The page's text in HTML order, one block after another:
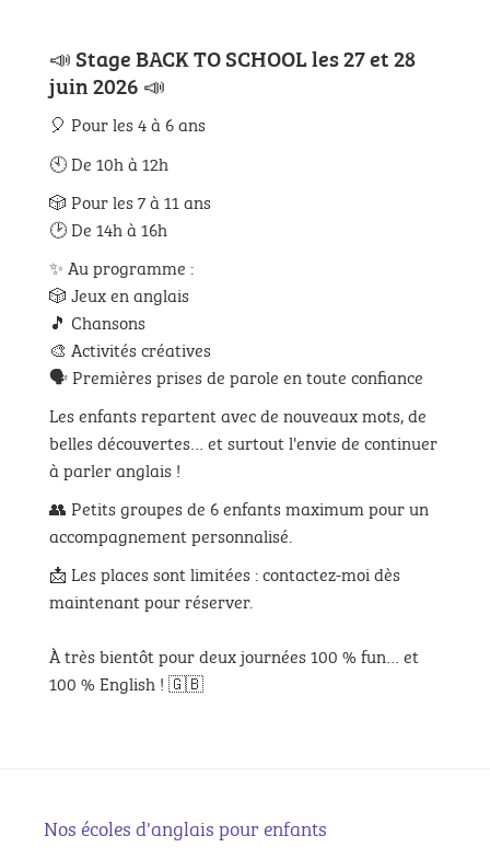
📣 Stage BACK TO SCHOOL les 27 et 28
juin 2026 📣
🎈 Pour les 4 à 6 ans
🕙 De 10h à 12h
🎲 Pour les 7 à 11 ans
🕑 De 14h à 16h
✨ Au programme :
🎲 Jeux en anglais
🎵 Chansons
🎨 Activités créatives
🗣️ Premières prises de parole en toute confiance
Les enfants repartent avec de nouveaux mots, de
belles découvertes… et surtout l'envie de continuer
à parler anglais !
👥 Petits groupes de 6 enfants maximum pour un
accompagnement personnalisé.
📩 Les places sont limitées : contactez-moi dès
maintenant pour réserver.
À très bientôt pour deux journées 100 % fun… et
100 % English ! 🇬🇧
Nos écoles d'anglais pour enfants